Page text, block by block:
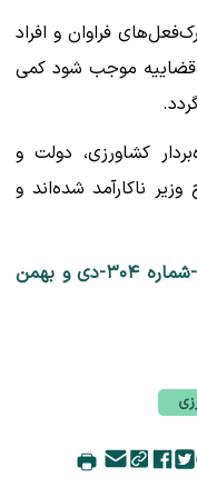
فراوان و افراد
موجب شود کمی
کشاورزی، دولت و
ناکارآمد شده‌اند و
سرمقاله-ماهنامه دام و کشت و صنعت-شماره ۳۰۴-دی و بهمن